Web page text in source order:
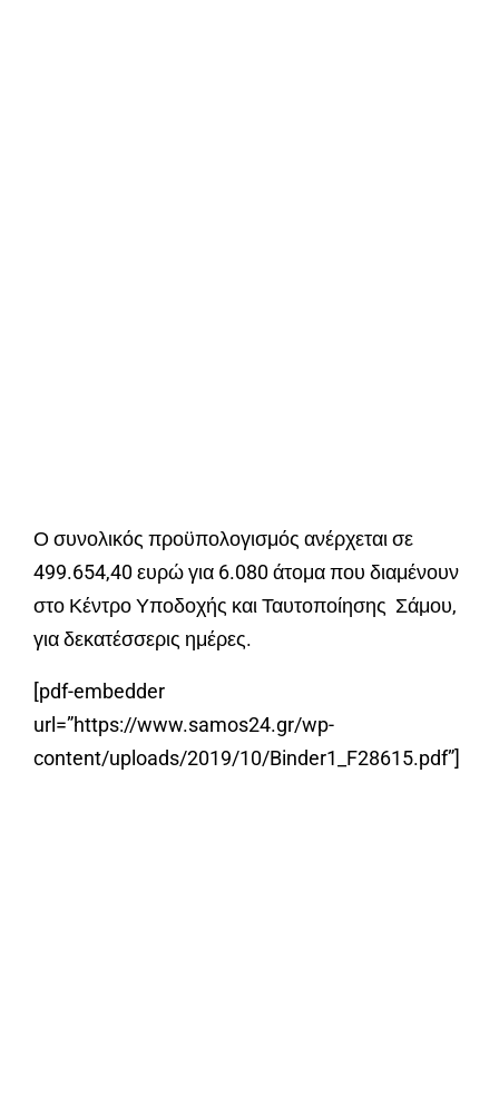
Ο συνολικός προϋπολογισμός ανέρχεται σε
499.654,40 ευρώ για 6.080 άτομα που διαμένουν
στο Κέντρο Υποδοχής και Ταυτοποίησης Σάμου,
για δεκατέσσερις ημέρες.
[pdf-embedder
url=”https://www.samos24.gr/wp-
content/uploads/2019/10/Binder1_F28615.pdf”]